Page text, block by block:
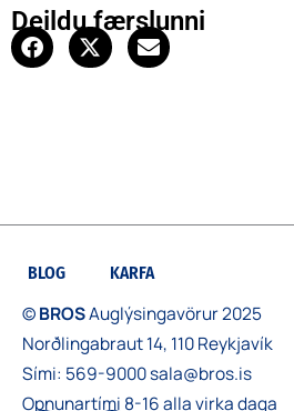
Deildu færslunni
BLOG KARFA
©BROSAuglýsingavörur 2025
Norðlingabraut 14, 110 Reykjavík
Sími: 569-9000sala@bros.is
Opnunartími 8-16 alla virka daga